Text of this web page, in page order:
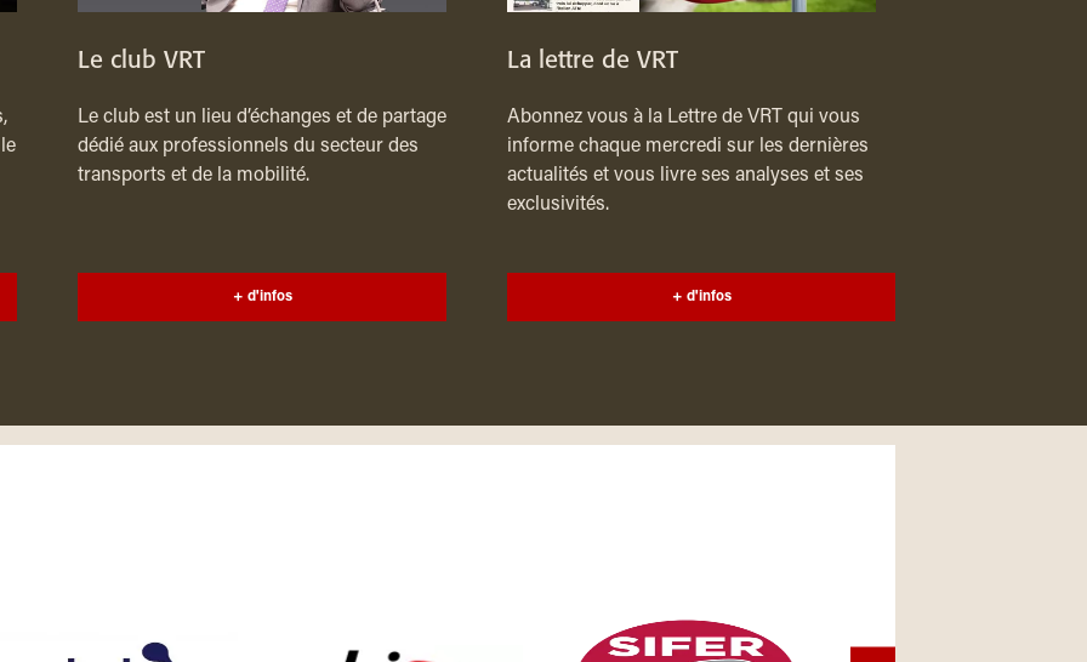
Le club VRT
Le club est un lieu d’échanges et de partage
dédié aux professionnels du secteur des
transports et de la mobilité.
+ d'infos
La lettre de VRT
Abonnez vous à la Lettre de VRT qui vous
informe chaque mercredi sur les dernières
actualités et vous livre ses analyses et ses
exclusivités.
+ d'infos